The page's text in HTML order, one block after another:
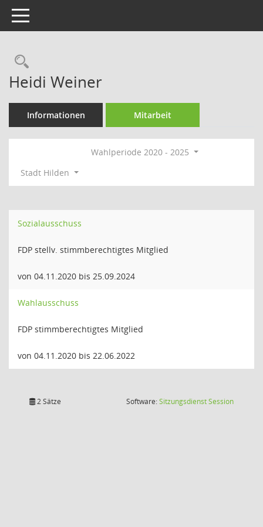
Toggle navigation
Rechercheauswahl
Heidi Weiner
Informationen Mitarbeit
Wahlperiode 2020 - 2025
Stadt Hilden
Sozialausschuss
FDP stellv. stimmberechtigtes Mitglied
von 04.11.2020 bis 25.09.2024
Wahlausschuss
FDP stimmberechtigtes Mitglied
von 04.11.2020 bis 22.06.2022
2 Sätze Software:SitzungsdienstSession(Wird in